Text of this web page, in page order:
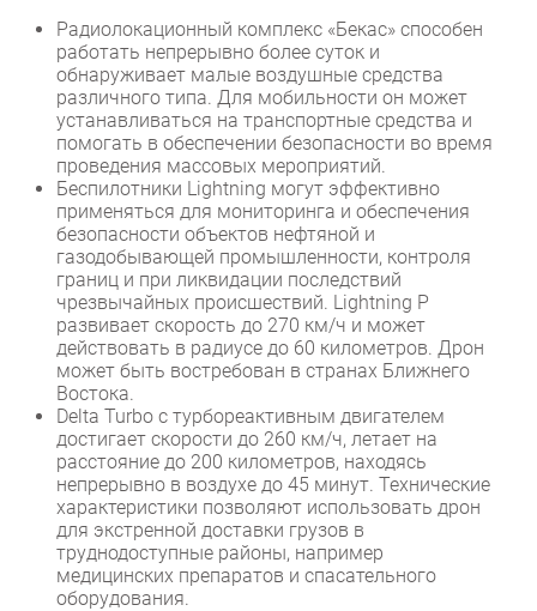
Радиолокационный комплекс «Бекас» способен
работать непрерывно более суток и
обнаруживает малые воздушные средства
различного типа. Для мобильности он может
устанавливаться на транспортные средства и
помогать в обеспечении безопасности во время
проведения массовых мероприятий.
Беспилотники Lightning могут эффективно
применяться для мониторинга и обеспечения
безопасности объектов нефтяной и
газодобывающей промышленности, контроля
границ и при ликвидации последствий
чрезвычайных происшествий. Lightning P
развивает скорость до 270 км/ч и может
действовать в радиусе до 60 километров. Дрон
может быть востребован в странах Ближнего
Востока.
Delta Turbo с турбореактивным двигателем
достигает скорости до 260 км/ч, летает на
расстояние до 200 километров, находясь
непрерывно в воздухе до 45 минут. Технические
характеристики позволяют использовать дрон
для экстренной доставки грузов в
труднодоступные районы, например
медицинских препаратов и спасательного
оборудования.